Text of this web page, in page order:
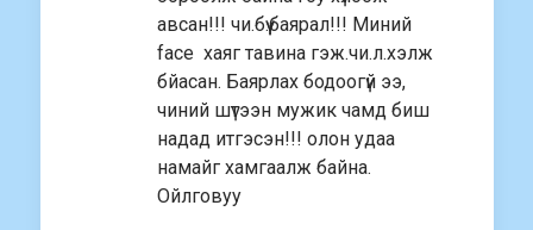
авсан!!! чи.бүү.баярал!!! Миний
face хаяг тавина гэж.чи.л.хэлж
бйасан. Баярлах бодоогүй ээ,
чиний шүтээн мужик чамд биш
надад итгэсэн!!! олон удаа
намайг хамгаалж байна.
Ойлговуу